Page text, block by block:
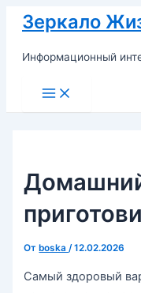
Перейти
содержимому
Зеркало
Информационный
Main
Menu
От boska/12.02.2026
Самый здоровый